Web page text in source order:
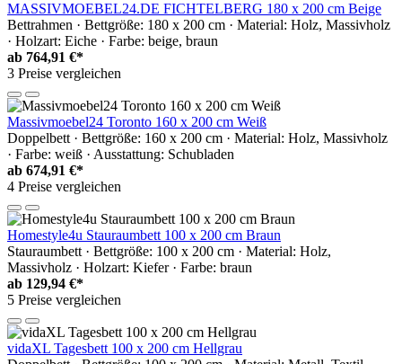
MASSIVMOEBEL24.DE FICHTELBERG 180 x 200 cm Beige
Bettrahmen · Bettgröße: 180 x 200 cm · Material: Holz, Massivholz
· Holzart: Eiche · Farbe: beige, braun
ab 764,91 €*
3 Preise vergleichen
Massivmoebel24 Toronto 160 x 200 cm Weiß
Doppelbett · Bettgröße: 160 x 200 cm · Material: Holz, Massivholz
· Farbe: weiß · Ausstattung: Schubladen
ab 674,91 €*
4 Preise vergleichen
Homestyle4u Stauraumbett 100 x 200 cm Braun
Stauraumbett · Bettgröße: 100 x 200 cm · Material: Holz,
Massivholz · Holzart: Kiefer · Farbe: braun
ab 129,94 €*
5 Preise vergleichen
vidaXL Tagesbett 100 x 200 cm Hellgrau